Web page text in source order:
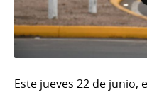
Este jueves 22 de